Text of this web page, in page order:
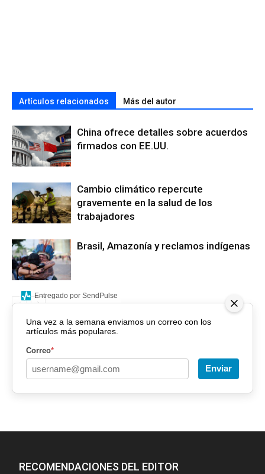
Artículos relacionados Más del autor
China ofrece detalles sobre acuerdos
firmados con EE.UU.
Cambio climático repercute
gravemente en la salud de los
trabajadores
Brasil, Amazonía y reclamos indígenas
Una vez a la semana enviamos un correo con los
artículos más populares.
Correo*
Enviar
Entregado por SendPulse
RECOMENDACIONES DEL EDITOR